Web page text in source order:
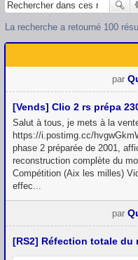
La recherche a retourné 100
par
[Vends] Clio 2 rs prépa
Salut à tous, je mets à la
https://i.postimg.cc/
phase 2 préparée de 2001,
reconstruction complète du
Compétition (Aix les milles)
effec...
par
[RS2] Réfection totale du